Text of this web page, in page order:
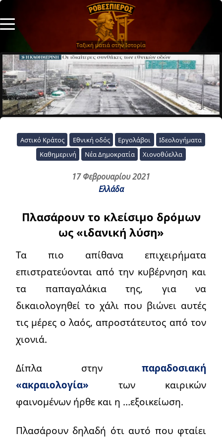
Ταξική ματιά στην Ιστορία
Αστικό Κράτος Εθνική οδός Εργολάβοι
Ιδεολογήματα
Καθημερινή
Νέα Δημοκρατία Χιονοθύελλα
17 Φεβρουαρίου 2021
Ελλάδα
Πλασάρουν το κλείσιμο δρόμων
ως «ιδανική λύση»
Τα πιο απίθανα επιχειρήματα
επιστρατεύονται από την κυβέρνηση και
τα παπαγαλάκια της, για να
δικαιολογηθεί το χάλι που βιώνει αυτές
τις μέρες ο λαός, απροστάτευτος από τον
χιονιά.
Δίπλα στην παραδοσιακή
«ακραιολογία» των καιρικών
φαινομένων ήρθε και η …εξοικείωση.
Πλασάρουν δηλαδή ότι αυτό που φταίει